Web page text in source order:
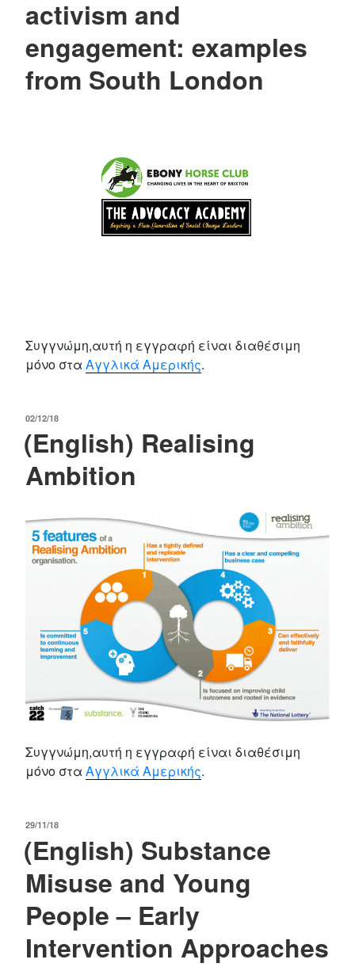
activism and
engagement: examples
from South London
Συγγνώμη,αυτή η εγγραφή είναι διαθέσιμη
μόνο στα Αγγλικά Αμερικής.
POSTED
02/12/18
(English) Realising
Ambition
Συγγνώμη,αυτή η εγγραφή είναι διαθέσιμη
μόνο στα Αγγλικά Αμερικής.
POSTED
29/11/18
(English) Substance
Misuse and Young
People – Early
Intervention Approaches